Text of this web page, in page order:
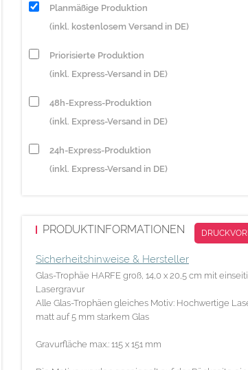
Planmäßige Produktion
(inkl. kostenlosem Versand in DE)
Priorisierte Produktion
(inkl. Express-Versand in DE)
48h-Express-Produktion
(inkl. Express-Versand in DE)
24h-Express-Produktion
(inkl. Express-Versand in DE)
PRODUKTINFORMATIONEN
Sicherheitshinweise & Hersteller
Glas-Trophäe HARFE groß, 14,0 x 20,5 cm mit
Lasergravur
Alle Glas-Trophäen gleiches Motiv: Hochwertige
matt auf 5 mm starkem Glas
Gravurfläche max.: 115 x 151 mm